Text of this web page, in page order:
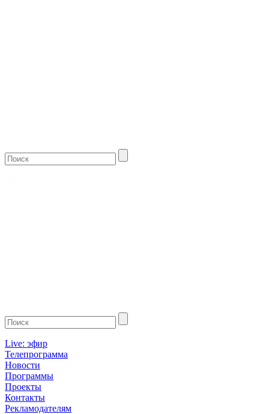
Live: эфир
Телепрограмма
Новости
Программы
Проекты
Контакты
Рекламодателям